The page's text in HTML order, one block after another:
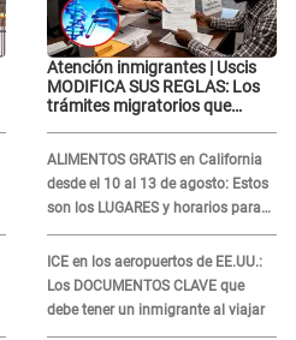
Atención inmigrantes | Uscis
MODIFICA SUS REGLAS: Los
trámites migratorios que
ALIMENTOS GRATIS en California
desde el 10 al 13 de agosto: Estos
son los LUGARES y horarios para
recibir la ayuda
ICE en los aeropuertos de EE.UU.:
Los DOCUMENTOS CLAVE que
debe tener un inmigrante al viajar